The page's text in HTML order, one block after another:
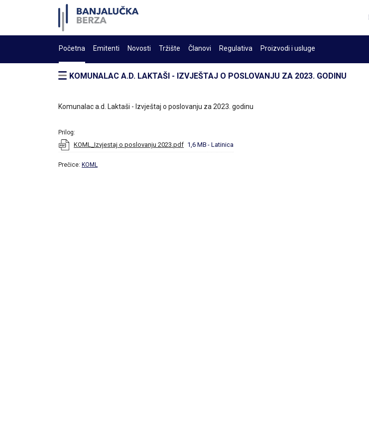
Početna Emitenti Novosti Tržište Članovi Regulativa Proizvodi i usluge
KOMUNALAC A.D. LAKTAŠI - IZVJEŠTAJ O POSLOVANJU ZA 2023. GODINU
Komunalac a.d. Laktaši - Izvještaj o poslovanju za 2023. godinu
Prilog:
KOML_Izvjestaj o poslovanju 2023.pdf 1,6 MB - Latinica
Prečice: KOML